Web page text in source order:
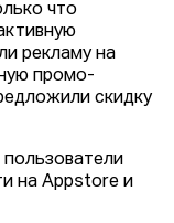
что
рекламу на
промо-
скидку
пользователи
на Appstore и